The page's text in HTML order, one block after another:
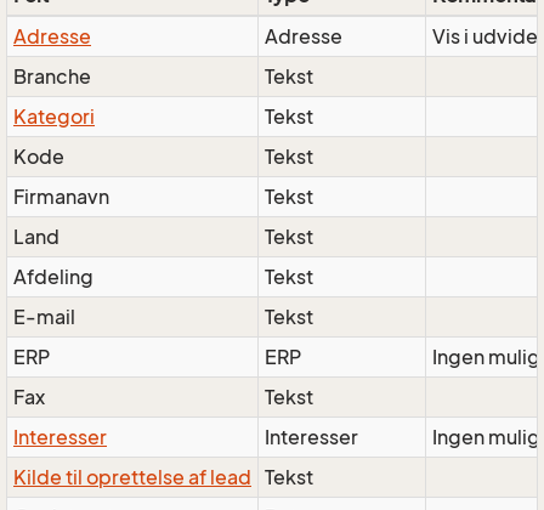
Adresse
Adresse
Vis i
Branche
Tekst
Kategori
Tekst
Kode
Tekst
Firmanavn
Tekst
Land
Tekst
Afdeling
Tekst
E-mail
Tekst
ERP
ERP
Ingen
Fax
Tekst
Interesser
Interesser
Ingen
Kilde til oprettelse af lead Tekst